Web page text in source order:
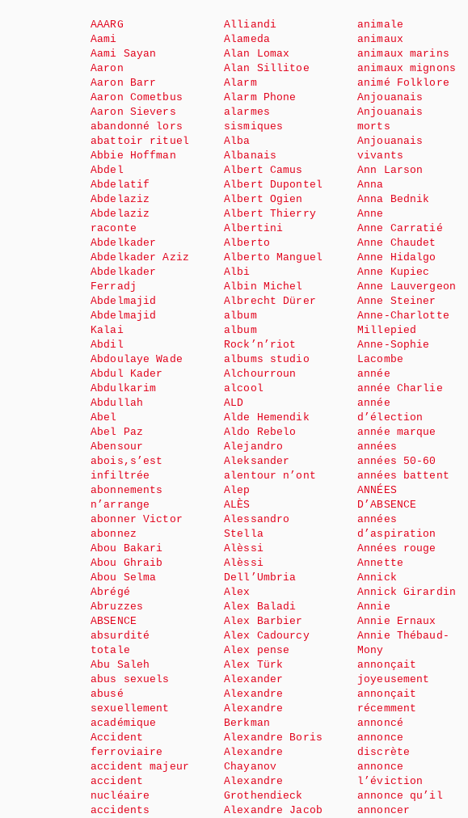
AAARG
Aami
Aami Sayan
Aaron
Aaron Barr
Aaron Cometbus
Aaron Sievers
abandonné lors
abattoir rituel
Abbie Hoffman
Abdel
Abdelatif
Abdelaziz
Abdelaziz
raconte
Abdelkader
Abdelkader Aziz
Abdelkader
Ferradj
Abdelmajid
Abdelmajid
Kalai
Abdil
Abdoulaye Wade
Abdul Kader
Abdulkarim
Abdullah
Abel
Abel Paz
Abensour
abois,s’est
infiltrée
abonnements
n’arrange
abonner Victor
abonnez
Abou Bakari
Abou Ghraib
Abou Selma
Abrégé
Abruzzes
ABSENCE
absurdité
totale
Abu Saleh
abus sexuels
abusé
sexuellement
académique
Accident
ferroviaire
accident majeur
accident
nucléaire
accidents
Alliandi
Alameda
Alan Lomax
Alan Sillitoe
Alarm
Alarm Phone
alarmes
sismiques
Alba
Albanais
Albert Camus
Albert Dupontel
Albert Ogien
Albert Thierry
Albertini
Alberto
Alberto Manguel
Albi
Albin Michel
Albrecht Dürer
album
album
Rock’n’riot
albums studio
Alchourroun
alcool
ALD
Alde Hemendik
Aldo Rebelo
Alejandro
Aleksander
alentour n’ont
Alep
ALÈS
Alessandro
Stella
Alèssi
Alèssi
Dell’Umbria
Alex
Alex Baladi
Alex Barbier
Alex Cadourcy
Alex pense
Alex Türk
Alexander
Alexandre
Alexandre
Berkman
Alexandre Boris
Alexandre
Chayanov
Alexandre
Grothendieck
Alexandre Jacob
animale
animaux
animaux marins
animaux mignons
animé Folklore
Anjouanais
Anjouanais
morts
Anjouanais
vivants
Ann Larson
Anna
Anna Bednik
Anne
Anne Carratié
Anne Chaudet
Anne Hidalgo
Anne Kupiec
Anne Lauvergeon
Anne Steiner
Anne-Charlotte
Millepied
Anne-Sophie
Lacombe
année
année Charlie
année
d’élection
année marque
années
années 50-60
années battent
ANNÉES
D’ABSENCE
années
d’aspiration
Années rouge
Annette
Annick
Annick Girardin
Annie
Annie Ernaux
Annie Thébaud-
Mony
annonçait
joyeusement
annonçait
récemment
annoncé
annonce
discrète
annonce
l’éviction
annonce qu’il
annoncer